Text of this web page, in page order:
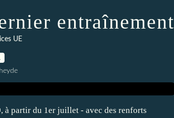
entraînement
UE
à partir du 1er juillet - avec des renforts